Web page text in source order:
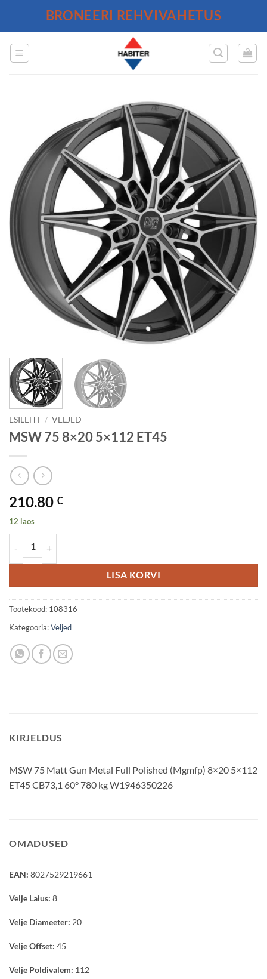
BRONEERI REHVIVAHETUS
ESILEHT / VELJED
MSW 75 8×20 5×112 ET45
210.80 €
12 laos
LISA KORVI
Tootekood: 108316
Kategooria:Veljed
KIRJELDUS
MSW 75 Matt Gun Metal Full Polished (Mgmfp) 8×20 5×112
ET45 CB73,1 60° 780 kg W1946350226
OMADUSED
EAN: 8027529219661
Velje Laius: 8
Velje Diameeter: 20
Velje Offset: 45
Velje Poldivalem: 112